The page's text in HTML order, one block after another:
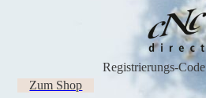
Registrierungs-Code
Zum Shop